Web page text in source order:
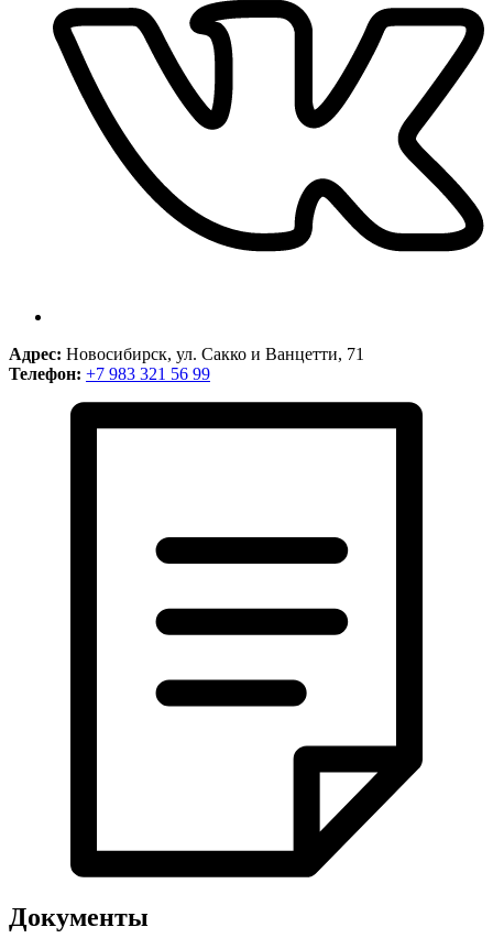
Адрес: Новосибирск, ул. Сакко и Ванцетти, 71
Телефон: +7 983 321 56 99
Документы